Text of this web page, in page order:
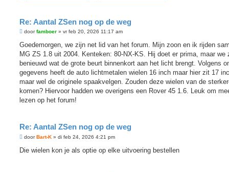
Re: Aantal ZSen nog op de weg
B
r
c
h
doorfamboer » vr feb 20, 2026 11:17 am
Goedemorgen, we zijn net lid van het forum. Mijn zoon en ik rijden
MG ZS 1.8 uit 2004. Kenteken: 80-NX-KS. Hij doet er prima, maar we
benieuwd wat de grote beurt binnenkort aan het licht brengt. Volgens
gegevens heeft de auto lichtmetalen wielen 16 inch maar hier zit 17
maar wel de originele spaakvelgen. Zouden deze wielen van de
komen? Hiervoor hadden we overigens een Rover 45 1.6. Leuk om
lezen op het forum!
Re: Aantal ZSen nog op de weg
B
r
doorBart-K » di feb 24, 2026 4:21 pm
Die wielen kon je als optie op elke uitvoering bestellen